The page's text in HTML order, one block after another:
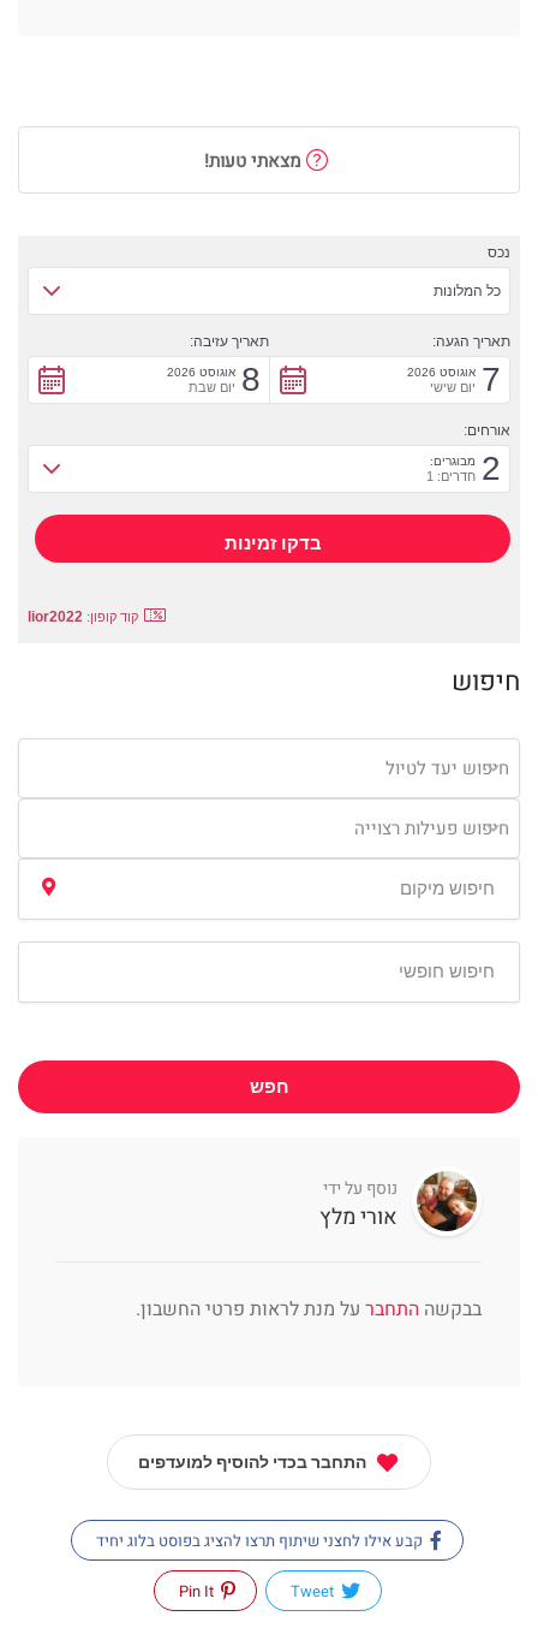
מצאתי טעות!
נכס
כל המלונות
תאריך הגעה:
7 אוגוסט 2026
יום שישי
תאריך עזיבה:
8 אוגוסט 2026
יום שבת
אורחים:
2 מבוגרים:
חדרים: 1
קוד קופון: lior2022
חיפוש
חיפוש יעד לטיול
חיפוש פעילות רצוייה
חפש
נוסף על ידי
אורי מלץ
בבקשה התחבר על מנת לראות פרטי החשבון.
התחבר בכדי להוסיף למועדפים
קבע אילו לחצני שיתוף תרצו להציג בפוסט בלוג יחיד
Tweet
Pin It